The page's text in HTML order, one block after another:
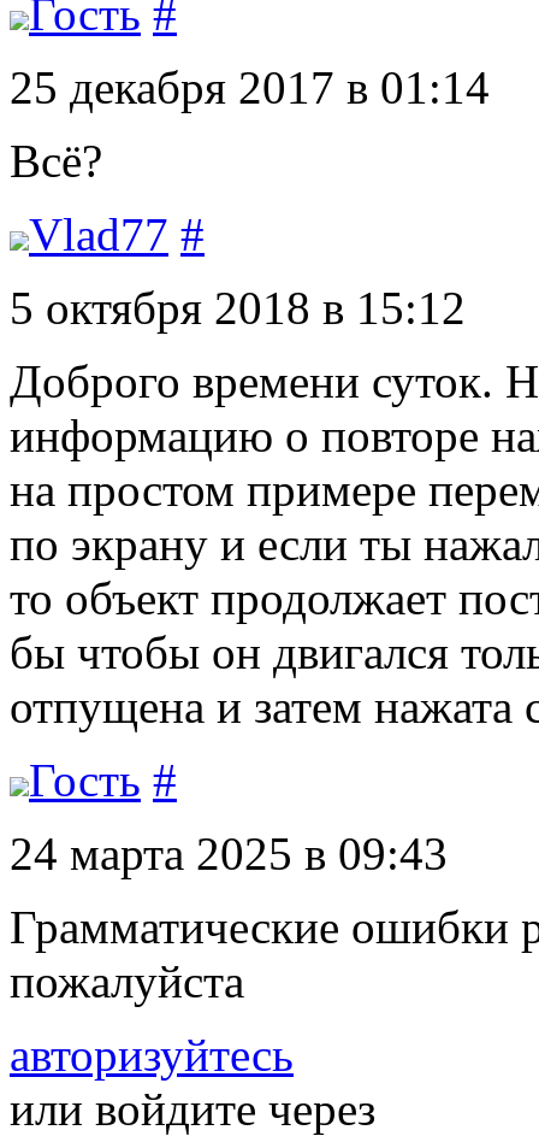
Гость #
25 декабря 2017 в 01:14
Всё?
Vlad77 #
5 октября 2018 в 15:12
Доброго времени суток.
информацию о повторе
на простом примере
по экрану и если ты
то объект продолжает
бы чтобы он двигался
отпущена и затем нажата
Гость #
24 марта 2025 в 09:43
Грамматические ошибки
пожалуйста
авторизуйтесь
или войдите через